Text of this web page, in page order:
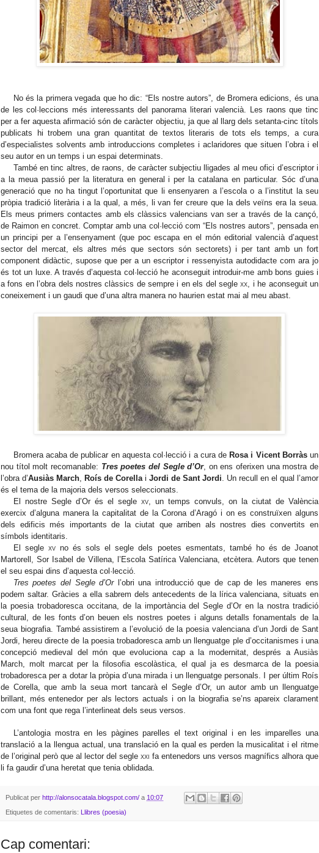
No és la primera vegada que ho dic: “Els nostre autors”, de Bromera edicions, és una
de les col·leccions més interessants del panorama literari valencià. Les raons que tinc
per a fer aquesta afirmació són de caràcter objectiu, ja que al llarg dels setanta-cinc títols
publicats hi trobem una gran quantitat de textos literaris de tots els temps, a cura
d’especialistes solvents amb introduccions completes i aclaridores que situen l’obra i el
seu autor en un temps i un espai determinats.
També en tinc altres, de raons, de caràcter subjectiu lligades al meu ofici d’escriptor i
a la meua passió per la literatura en general i per la catalana en particular. Sóc d’una
generació que no ha tingut l’oportunitat que li ensenyaren a l’escola o a l’institut la seu
pròpia tradició literària i a la qual, a més, li van fer creure que la dels veïns era la seua.
Els meus primers contactes amb els clàssics valencians van ser a través de la cançó,
de Raimon en concret. Comptar amb una col·lecció com “Els nostres autors”, pensada en
un principi per a l’ensenyament (que poc escapa en el món editorial valencià d’aquest
sector del mercat, els altres més que sectors són sectorets) i per tant amb un fort
component didàctic, supose que per a un escriptor i ressenyista autodidacte com ara jo
és tot un luxe. A través d’aquesta col·lecció he aconseguit introduir-me amb bons guies i
a fons en l’obra dels nostres clàssics de sempre i en els del seglexx , i he aconseguit un
coneixement i un gaudi que d’una altra manera no haurien estat mai al meu abast.
Bromera acaba de publicar en aquesta col·lecció i a cura deRosa i Vicent Borràsun
nou títol molt recomanable: Tres poetes del Segle d’Or, on ens oferixen una mostra de
l’obra d’Ausiàs March Roís de Corella i Jordi de Sant Jordi . Un recull en el qual l’amor
és el tema de la majoria dels versos seleccionats.
El nostre Segle d’Or és el segle xv, un temps convuls, on la ciutat de València
exercix d’alguna manera la capitalitat de la Corona d’Aragó i on es construïxen alguns
dels edificis més importants de la ciutat que arriben als nostres dies convertits en
símbols identitaris.
El segle xvno és sols el segle dels poetes esmentats, també ho és de Joanot
Martorell, Sor Isabel de Villena, l’Escola Satírica Valenciana, etcètera. Autors que tenen
el seu espai dins d’aquesta col·lecció.
Tres poetes del Segle d’Orl’obri una introducció que de cap de les maneres ens
podem saltar. Gràcies a ella sabrem dels antecedents de la lírica valenciana, situats en
la poesia trobadoresca occitana, de la importància del Segle d’Or en la nostra tradició
cultural, de les fonts d’on beuen els nostres poetes i alguns detalls fonamentals de la
seua biografia. També assistirem a l’evolució de la poesia valenciana d’un Jordi de Sant
Jordi, hereu directe de la poesia trobadoresca amb un llenguatge ple d’occitanismes i una
concepció medieval del món que evoluciona cap a la modernitat, després a Ausiàs
March, molt marcat per la filosofia escolàstica, el qual ja es desmarca de la poesia
trobadoresca per a dotar la pròpia d’una mirada i un llenguatge personals. I per últim Roís
de Corella, que amb la seua mort tancarà el Segle d’Or, un autor amb un llenguatge
brillant, més entenedor per als lectors actuals i on la biografia se’ns apareix clarament
com una font que rega l’interlineat dels seus versos.
L’antologia mostra en les pàgines parelles el text original i en les imparelles una
translació a la llengua actual, una translació en la qual es perden la musicalitat i el ritme
de l’original però que al lector del segle xxi fa entenedors uns versos magnífics alhora que
li fa gaudir d’una heretat que tenia oblidada.
Publicat per http://alonsocatala.blogspot.com/ a 10:07
Etiquetes de comentaris: Llibres (poesia)
Cap comentari: